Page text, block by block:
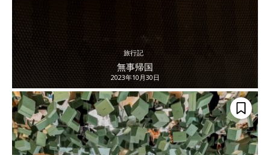
旅行記
無事帰国
2023年10月30日